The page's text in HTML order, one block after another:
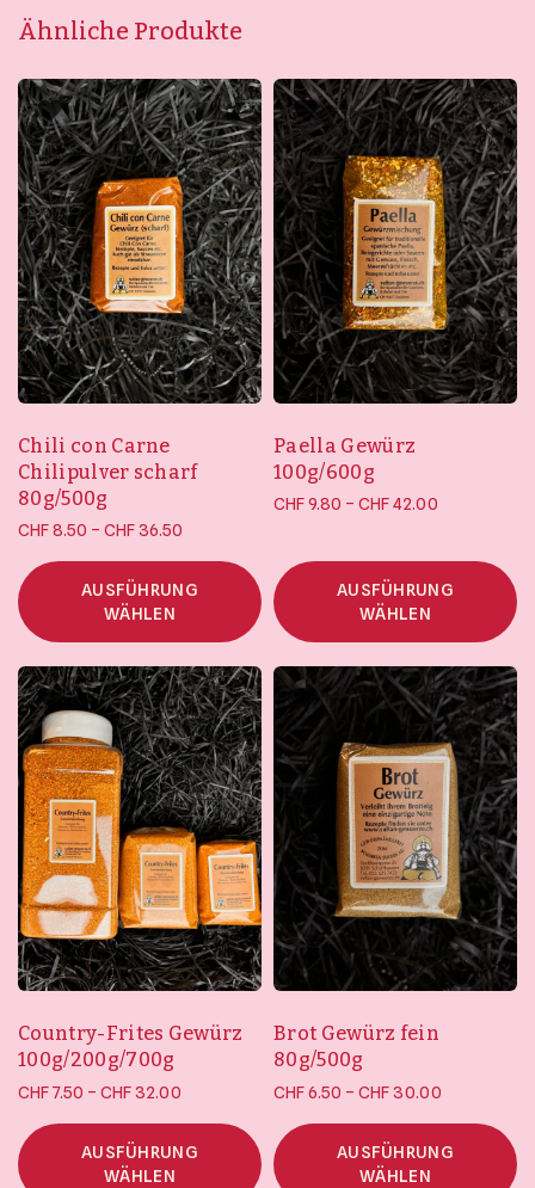
Ähnliche Produkte
Chili con Carne
Chilipulver scharf
80g/500g
CHF8.50 – CHF36.50
CHF 36.50
AUSFÜHRUNG
WÄHLEN
Paella Gewürz
100g/600g
CHF9.80 – CHF42.00
AUSFÜHRUNG
WÄHLEN
Country-Frites Gewürz
100g/200g/700g
CHF7.50 – CHF32.00 Preisspanne:
CHF 32.00
AUSFÜHRUNG
WÄHLEN
Brot Gewürz fein
80g/500g
CHF6.50 – CHF30.00
CHF 30.00
AUSFÜHRUNG
WÄHLEN